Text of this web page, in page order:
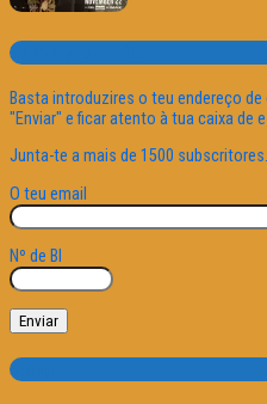
Subscrever o site
Basta introduzires o teu endereço de
"Enviar" e ficar atento à tua caixa de
Junta-te a mais de 1500 subscritores.
O teu email
Nº de BI
Categorias